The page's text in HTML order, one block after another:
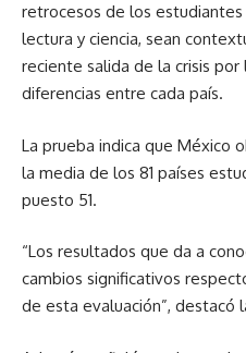
retrocesos de los
lectura y ciencia, sean
reciente salida de la crisis por
diferencias entre cada país.
La prueba indica que México
la media de los 81 países
puesto 51.
“Los resultados que da a
cambios significativos
de esta evaluación”, destacó